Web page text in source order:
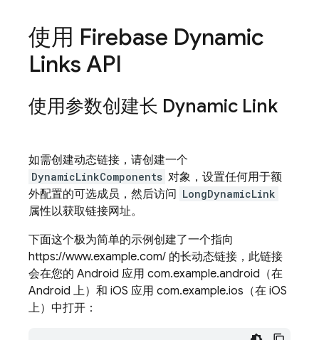
使用 Firebase Dynamic
Links API
使用参数创建长 Dynamic Link
如需创建动态链接，请创建一个
DynamicLinkComponents 对象，设置任何用于额
外配置的可选成员，然后访问 LongDynamicLink
属性以获取链接网址。
下面这个极为简单的示例创建了一个指向
https://www.example.com/ 的长动态链接，此链接
会在您的 Android 应用 com.example.android（在
Android 上）和 iOS 应用 com.example.ios（在 iOS
上）中打开：